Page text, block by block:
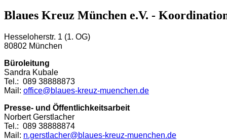
Blaues Kreuz München e.V. -
Hesseloherstr. 1 (1. OG)
80802 München
Büroleitung
Sandra Kubale
Tel.: 089 38888873
Mail: office@blaues-kreuz-muenchen.de
Presse- und Öffentlichkeitsarbeit
Norbert Gerstlacher
Tel.: 089 38888874
Mail: n.gerstlacher@blaues-kreuz-muenchen.de